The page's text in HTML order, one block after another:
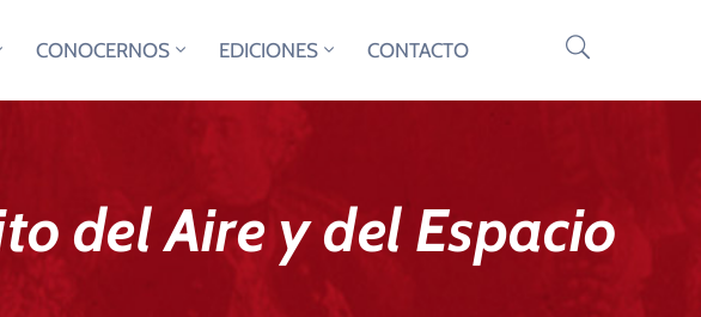
CONOCERNOS EDICIONES CONTACTO
del Aire y del Espacio